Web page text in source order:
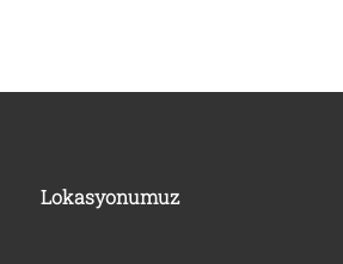
Lokasyonumuz